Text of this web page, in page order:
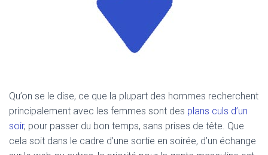
Qu’on se le dise, ce que la plupart des hommes recherchent
principalement avec les femmes sont des plans culs d’un
soir, pour passer du bon temps, sans prises de tête. Que
cela soit dans le cadre d’une sortie en soirée, d’un échange